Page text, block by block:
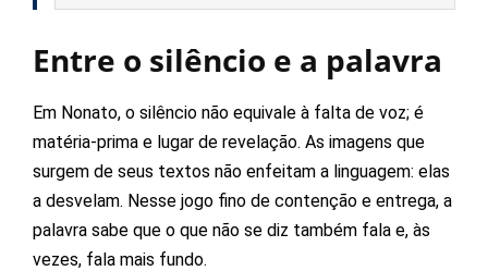
Entre o silêncio e a palavra
Em Nonato, o silêncio não equivale à falta de voz; é
matéria-prima e lugar de revelação. As imagens que
surgem de seus textos não enfeitam a linguagem: elas
a desvelam. Nesse jogo fino de contenção e entrega, a
palavra sabe que o que não se diz também fala e, às
vezes, fala mais fundo.